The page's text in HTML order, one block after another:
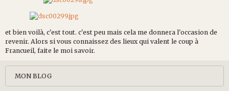
et bien voilà, c'est tout. c'est peu mais cela me donnera l'occasion de
revenir. Alors si vous connaissez des lieux qui valent le coup à
Francueil, faite le moi savoir.
MON BLOG